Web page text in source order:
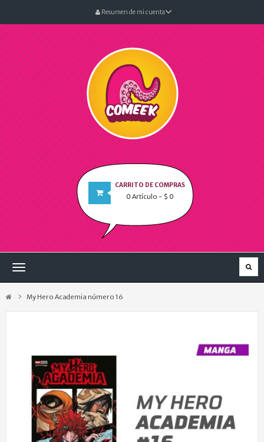
Resumen de mi cuenta
CARRITO DE COMPRAS
0 Artículo - $ 0
Navegación
My Hero Academia número 16